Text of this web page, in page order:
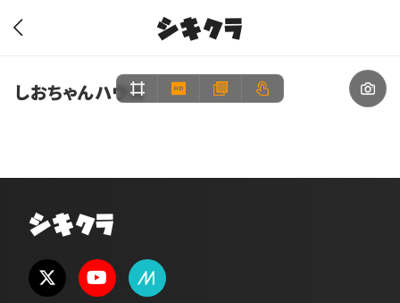
シキクラ
しおちゃんハウス
シキクラ